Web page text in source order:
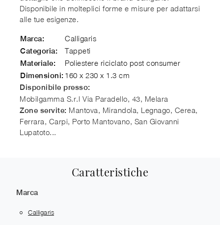
Disponibile in molteplici forme e misure per adattarsi
alle tue esigenze.
Marca: Calligaris
Categoria: Tappeti
Materiale: Poliestere riciclato post consumer
Dimensioni: 160 x 230 x 1.3 cm
Disponibile presso:
Mobilgamma S.r.l Via Paradello, 43, Melara
Zone servite: Mantova, Mirandola, Legnago, Cerea,
Ferrara, Carpi, Porto Mantovano, San Giovanni
Lupatoto...
Caratteristiche
Marca
Calligaris